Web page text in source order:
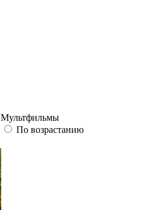
Мультфильмы
По возрастанию